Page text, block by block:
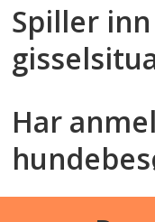
Spiller
Har